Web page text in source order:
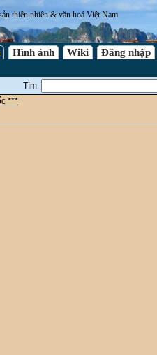
thiên nhiên & văn hoá Việt Nam
Hình ảnh Wiki Đăng nhập
Tìm
***